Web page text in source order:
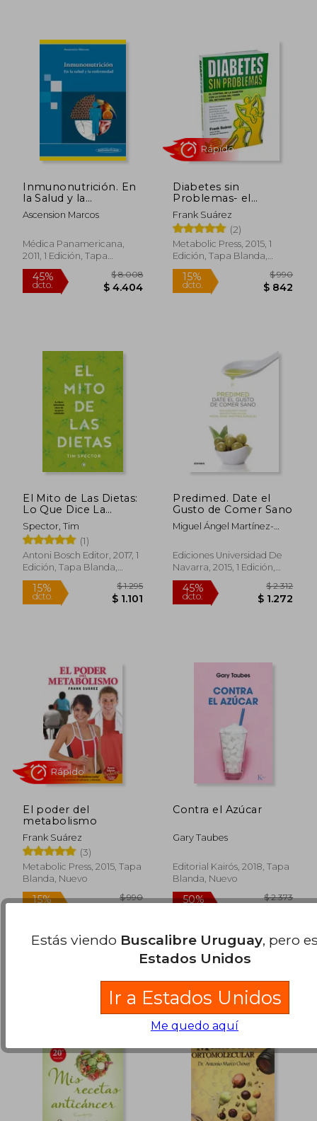
dcto. $ 1.314 dcto.
45%
dcto.
45%
dcto.
Inmunonutrición. En
la Salud y la
Enfermedad
Ascension Marcos
Médica Panamericana,
2011, 1 Edición, Tapa
Blanda,Usado
45%
dcto.
$ 8.008
Diabetes sin
Problemas- el
Control de la
Diabetes con la
Ayuda del Poder del
Metabolismo Nueva
Versión Abreviada
Enlace a Vídeos.
Frank Suárez
(2)
Metabolic Press, 2015, 1
Edición, Tapa Blanda,
Nuevo
15%
dcto.
Rápido
El Mito de Las Dietas:
Lo Que Dice La
Ciencia Sobre Lo Que
Comemos
Spector, Tim
(1)
Antoni Bosch Editor, 2017, 1
Edición, Tapa Blanda,
Nuevo
Predimed. Date el
Gusto de Comer Sano
Miguel Ángel Martínez-
Tainta,Beatriz San Julián
Aranguren
Ediciones Universidad De
Navarra, 2015, 1 Edición,
Tapa Blanda, Nuevo
El poder del
metabolismo
Frank Suárez
(3)
Metabolic Press, 2015, Tapa
Blanda, Nuevo
Contra el Azúcar
Gary Taubes
Editorial Kairós, 2018, Tapa
Blanda, Nuevo
DisponibleUsado
en Buen Estado a $ 784
Comprar Usado
Estás viendo Buscalibre Uruguay, pero
Estados Unidos
Ir a Estados Unidos
Me quedo aquí